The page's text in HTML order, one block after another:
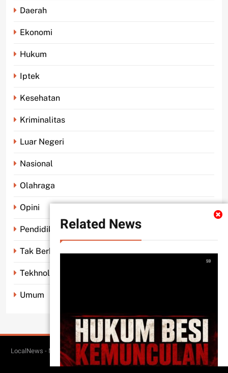
Related News
Daerah
Ekonomi
Hukum
Iptek
Kesehatan
Kriminalitas
Luar Negeri
Nasional
Olahraga
Opini
Pendidikan
Tak Berkategori
Tekhnologi
Umum
LocalNews - Modern WordPress Theme. All Rights Reserved 2026.. Free
Theme ByBlazeThemes.